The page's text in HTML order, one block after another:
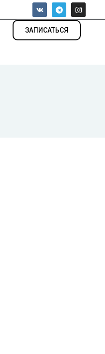
ЗАПИСАТЬСЯ